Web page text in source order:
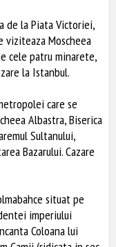
de la Piata Victoriei,
viziteaza Moscheea
cele patru minarete,
la Istanbul.
care se
Albastra, Biserica
Sultanului,
Bazarului. Cazare
situat pe
imperiului
Coloana lui